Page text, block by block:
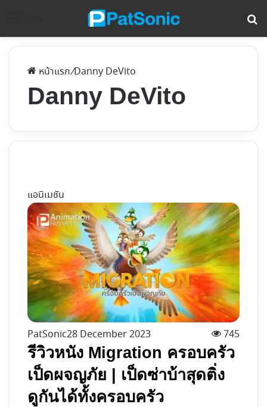
หน้าแรก/Danny DeVito
Danny DeVito
แอนิเมชัน
PatSonic28 December 2023 745
รีวิวหนัง Migration ครอบครัว
เป็ดผจญภัย | เป็ดซ่าบ้าสุดติ่ง
ดูกันได้ทั้งครอบครัว